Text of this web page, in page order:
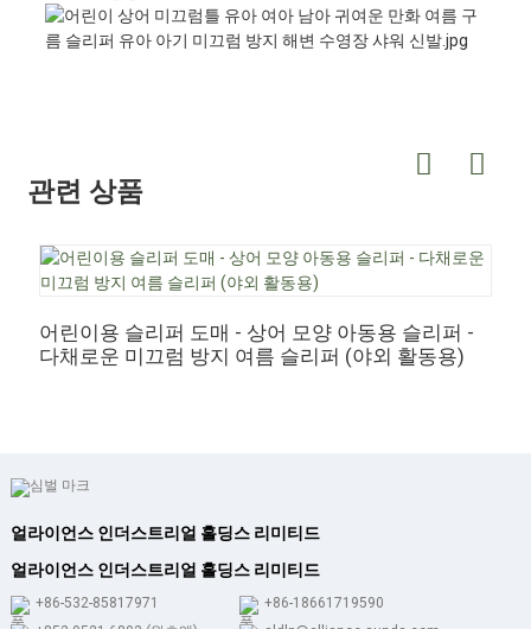
관련 상품
어린이용 슬리퍼 도매 - 상어 모양 아동용 슬리퍼 -
다채로운 미끄럼 방지 여름 슬리퍼 (야외 활동용)
얼라이언스 인더스트리얼 홀딩스 리미티드
얼라이언스 인더스트리얼 홀딩스 리미티드
+86-532-85817971
+86-18661719590